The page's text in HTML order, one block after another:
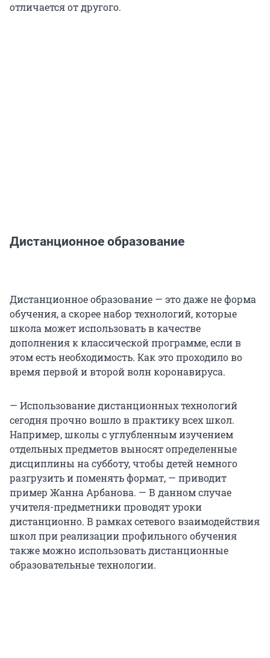
отличается от другого.
Дистанционное образование
Дистанционное образование — это даже не форма
обучения, а скорее набор технологий, которые
школа может использовать в качестве
дополнения к классической программе, если в
этом есть необходимость. Как это проходило во
время первой и второй волн коронавируса.
— Использование дистанционных технологий
сегодня прочно вошло в практику всех школ.
Например, школы с углубленным изучением
отдельных предметов выносят определенные
дисциплины на субботу, чтобы детей немного
разгрузить и поменять формат, — приводит
пример Жанна Арбанова. — В данном случае
учителя-предметники проводят уроки
дистанционно. В рамках сетевого взаимодействия
школ при реализации профильного обучения
также можно использовать дистанционные
образовательные технологии.